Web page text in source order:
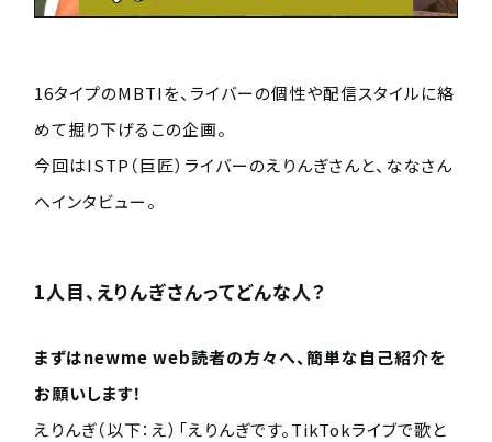
16タイプのMBTIを、ライバーの個性や配信スタイルに絡
めて掘り下げるこの企画。
今回はISTP（巨匠）ライバーのえりんぎさんと、ななさん
へインタビュー。
1人目、えりんぎさんってどんな人？
まずはnewme web読者の方々へ、簡単な自己紹介を
お願いします！
えりんぎ（以下：え）「えりんぎです。TikTokライブで歌と